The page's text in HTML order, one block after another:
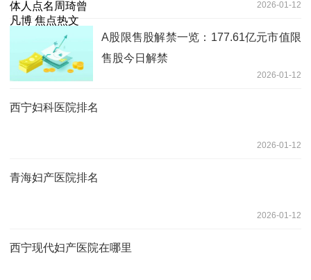
2026-01-12
A股限售股解禁一览：177.61亿元市值限
售股今日解禁
2026-01-12
西宁妇科医院排名
2026-01-12
青海妇产医院排名
2026-01-12
西宁现代妇产医院在哪里